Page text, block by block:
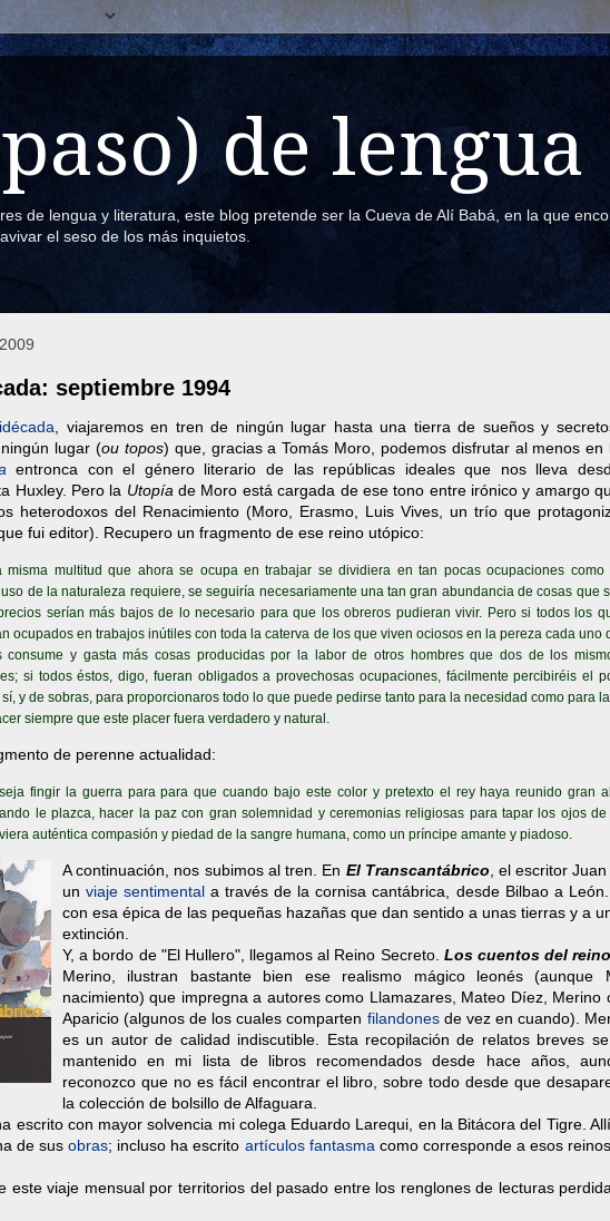
de lengua
de lengua y literatura, este blog pretende ser la Cueva de Alí Babá, en la que
el seso de los más inquietos.
septiembre 1994
, viajaremos en tren de ningún lugar hasta una tierra de sueños y
lugar (ou topos) que, gracias a Tomás Moro, podemos disfrutar al menos en
entronca con el género literario de las repúblicas ideales que nos lleva
Huxley. Pero la Utopía de Moro está cargada de ese tono entre irónico y amargo
heterodoxos del Renacimiento (Moro, Erasmo, Luis Vives, un trío que
fui editor). Recupero un fragmento de ese reino utópico:
misma multitud que ahora se ocupa en trabajar se dividiera en tan pocas ocupaciones como
de la naturaleza requiere, se seguiría necesariamente una tan gran abundancia de cosas que
serían más bajos de lo necesario para que los obreros pudieran vivir. Pero si todos los
ocupados en trabajos inútiles con toda la caterva de los que viven ociosos en la pereza cada uno
consume y gasta más cosas producidas por la labor de otros hombres que dos de los
si todos éstos, digo, fueran obligados a provechosas ocupaciones, fácilmente percibiréis el
y de sobras, para proporcionaros todo lo que puede pedirse tanto para la necesidad como para
siempre que este placer fuera verdadero y natural.
de perenne actualidad:
fingir la guerra para para que cuando bajo este color y pretexto el rey haya reunido gran
le plazca, hacer la paz con gran solemnidad y ceremonias religiosas para tapar los ojos
auténtica compasión y piedad de la sangre humana, como un príncipe amante y piadoso.
A continuación, nos subimos al tren. En El Transcantábrico , el escritor
unviaje sentimental a través de la cornisa cantábrica, desde Bilbao a
con esa épica de las pequeñas hazañas que dan sentido a unas tierras y a
extinción.
Y, a bordo de "El Hullero", llegamos al Reino Secreto. Los cuentos del
Merino, ilustran bastante bien ese realismo mágico leonés (aunque
nacimiento) que impregna a autores como Llamazares, Mateo Díez, Merino
Aparicio (algunos de los cuales comparten filandonesde vez en cuando).
es un autor de calidad indiscutible. Esta recopilación de relatos breves
mantenido en mi lista de libros recomendados desde hace años,
reconozco que no es fácil encontrar el libro, sobre todo desde que
la colección de bolsillo de Alfaguara.
escrito con mayor solvencia mi colega Eduardo Larequi, en la Bitácora del Tigre.
de susobras; incluso ha escrito artículos fantasma como corresponde a esos
este viaje mensual por territorios del pasado entre los renglones de lecturas